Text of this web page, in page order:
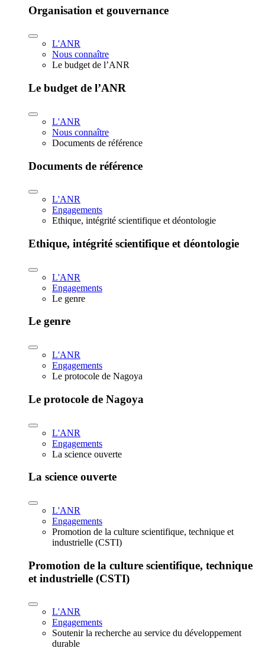
Organisation et gouvernance
L'ANR
Nous connaître
Le budget de l’ANR
Le budget de l’ANR
L'ANR
Nous connaître
Documents de référence
Documents de référence
L'ANR
Engagements
Ethique, intégrité scientifique et déontologie
Ethique, intégrité scientifique et déontologie
L'ANR
Engagements
Le genre
Le genre
L'ANR
Engagements
Le protocole de Nagoya
Le protocole de Nagoya
L'ANR
Engagements
La science ouverte
La science ouverte
L'ANR
Engagements
Promotion de la culture scientifique, technique et
industrielle (CSTI)
Promotion de la culture scientifique, technique
et industrielle (CSTI)
L'ANR
Engagements
Soutenir la recherche au service du développement
durable